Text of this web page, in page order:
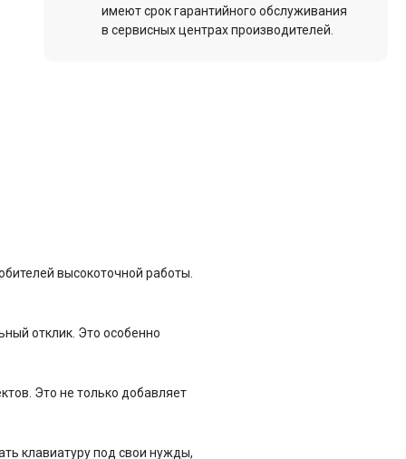
имеют срок гарантийного обслуживания
в сервисных центрах производителей.
высокоточной работы.
отклик. Это особенно
Это не только добавляет
клавиатуру под свои нужды,